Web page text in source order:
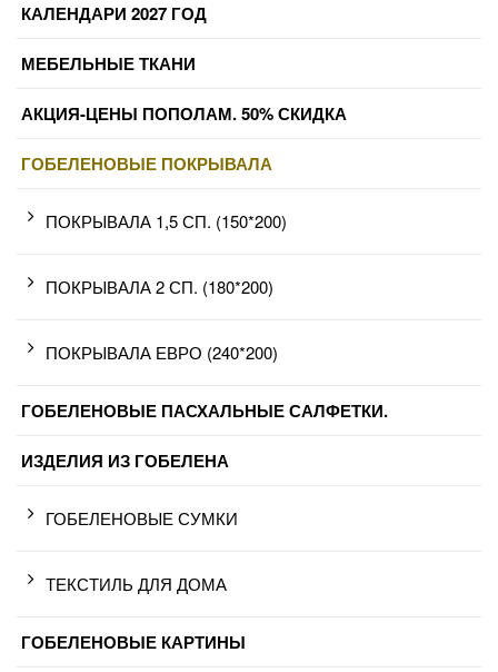
КАЛЕНДАРИ 2027 ГОД
МЕБЕЛЬНЫЕ ТКАНИ
АКЦИЯ-ЦЕНЫ ПОПОЛАМ. 50% СКИДКА
ГОБЕЛЕНОВЫЕ ПОКРЫВАЛА
ПОКРЫВАЛА 1,5 СП. (150*200)
ПОКРЫВАЛА 2 СП. (180*200)
ПОКРЫВАЛА ЕВРО (240*200)
ГОБЕЛЕНОВЫЕ ПАСХАЛЬНЫЕ САЛФЕТКИ.
ИЗДЕЛИЯ ИЗ ГОБЕЛЕНА
ГОБЕЛЕНОВЫЕ СУМКИ
ТЕКСТИЛЬ ДЛЯ ДОМА
ГОБЕЛЕНОВЫЕ КАРТИНЫ